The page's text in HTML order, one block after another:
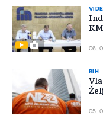
06.
BIH
05.